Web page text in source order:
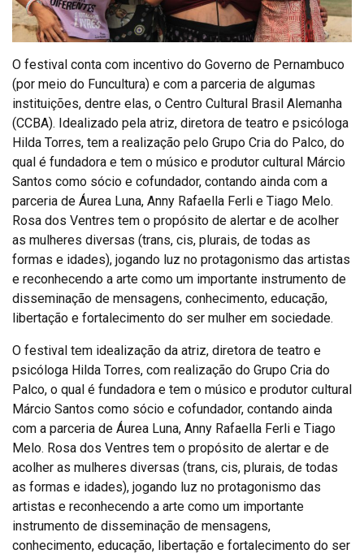
O festival conta com incentivo do Governo de Pernambuco
(por meio do Funcultura) e com a parceria de algumas
instituições, dentre elas, o Centro Cultural Brasil Alemanha
(CCBA). Idealizado pela atriz, diretora de teatro e psicóloga
Hilda Torres, tem a realização pelo Grupo Cria do Palco, do
qual é fundadora e tem o músico e produtor cultural Márcio
Santos como sócio e cofundador, contando ainda com a
parceria de Áurea Luna, Anny Rafaella Ferli e Tiago Melo.
Rosa dos Ventres tem o propósito de alertar e de acolher
as mulheres diversas (trans, cis, plurais, de todas as
formas e idades), jogando luz no protagonismo das artistas
e reconhecendo a arte como um importante instrumento de
disseminação de mensagens, conhecimento, educação,
libertação e fortalecimento do ser mulher em sociedade.
O festival tem idealização da atriz, diretora de teatro e
psicóloga Hilda Torres, com realização do Grupo Cria do
Palco, o qual é fundadora e tem o músico e produtor cultural
Márcio Santos como sócio e cofundador, contando ainda
com a parceria de Áurea Luna, Anny Rafaella Ferli e Tiago
Melo. Rosa dos Ventres tem o propósito de alertar e de
acolher as mulheres diversas (trans, cis, plurais, de todas
as formas e idades), jogando luz no protagonismo das
artistas e reconhecendo a arte como um importante
instrumento de disseminação de mensagens,
conhecimento, educação, libertação e fortalecimento do ser